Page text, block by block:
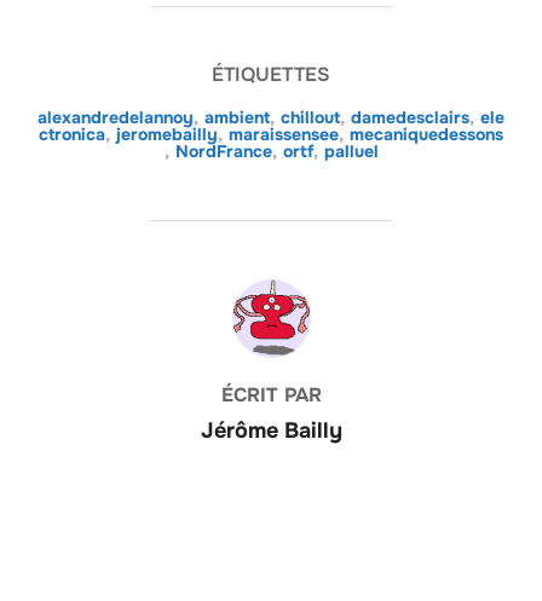
ÉTIQUETTES
alexandredelannoy, ambient, chillout, damedesclairs, ele
ctronica, jeromebailly, maraissensee, mecaniquedessons
, NordFrance, ortf, palluel
AUTEUR DE LA PUBLICATION
ÉCRIT PAR
Jérôme Bailly